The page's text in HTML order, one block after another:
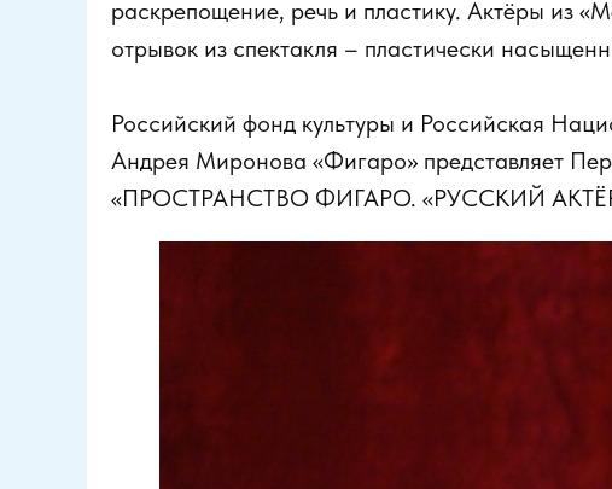
раскрепощение, речь и пластику. Актёры из
отрывок из спектакля – пластически
Российский фонд культуры и Российская
Андрея Миронова «Фигаро» представляет
«ПРОСТРАНСТВО ФИГАРО. «РУССКИЙ